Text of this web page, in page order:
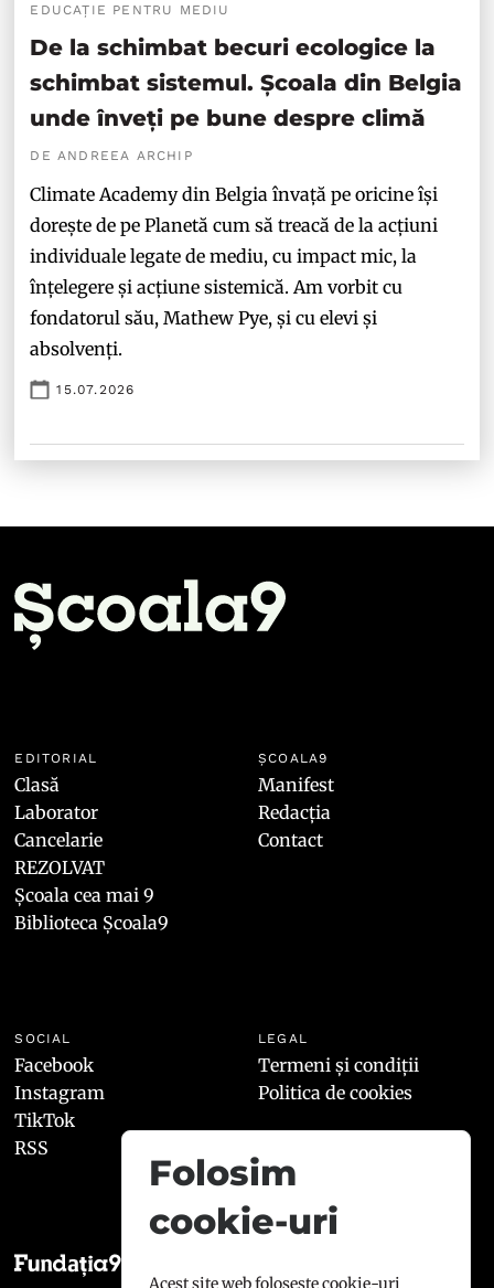
EDUCAȚIE PENTRU MEDIU
De la schimbat becuri ecologice la
schimbat sistemul. Școala din Belgia
unde înveți pe bune despre climă
DE ANDREEA ARCHIP
Climate Academy din Belgia învață pe oricine își
dorește de pe Planetă cum să treacă de la acțiuni
individuale legate de mediu, cu impact mic, la
înțelegere și acțiune sistemică. Am vorbit cu
fondatorul său, Mathew Pye, și cu elevi și
absolvenți.
15.07.2026
EDITORIAL
Clasă
Laborator
Cancelarie
REZOLVAT
Școala cea mai 9
Biblioteca Școala9
ȘCOALA9
Manifest
Redacția
Contact
SOCIAL
Facebook
Instagram
TikTok
RSS
LEGAL
Termeni și condiții
Politica de cookies
Folosim
cookie-uri
Acest site web folosește cookie-uri